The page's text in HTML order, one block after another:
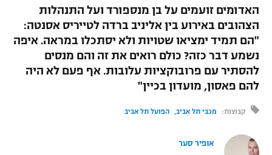
לוח שידורים
ברחבה
"מעל הליגה" – פודקאסט
הפועל באר שבע
מכבי נתניה
בני יהודה
ליגה סינית
ליגה ברזילאית
ליגות נוספות
אגרוף
ספורט אולימפי
UFC
היאבקות WWE
אופניים
האדומים זועמים על בן מנספורד ועל התנהלות
הצהובים באירוע בין אליניב ברדה לטייריס אסנטה:
"הם תמיד ימציאו שטויות ולא יסתכלו במראה. איפה
נשמע דבר כזה? כולם רואים את זה והם מנסים
להסתיר עם פרובוקציות עלובות. אף פעם לא היה
להם פאסון, מועדון בכיין"
קבוצות: מכבי תל אביב הפועל תל אביב
אופיר סער